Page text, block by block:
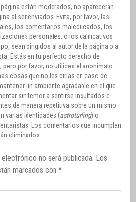
están moderados, no aparecerán
al ser enviados. Evita, por favor, las
los comentarios maleducados, los
personales, o los calificativos
sean dirigidos al autor de la página o a
Estás en tu perfecto derecho de
pero por favor, no utilices el anonimato
cosas que no les dirías en caso de
un ambiente agradable en el que
sin temor a sentirse insultados o
de manera repetitiva sobre un mismo
varias identidades (astroturfing) o
Los comentarios que incumplan
eliminados.
no será publicada. Los
marcados con *